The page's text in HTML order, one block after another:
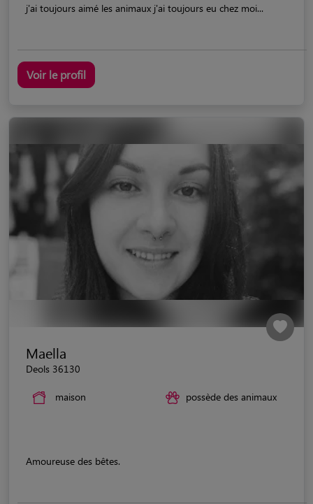
j'ai toujours aimé les animaux j'ai toujours eu chez moi...
Voir le profil
Maella
Deols 36130
maison possède des animaux
Amoureuse des bêtes.